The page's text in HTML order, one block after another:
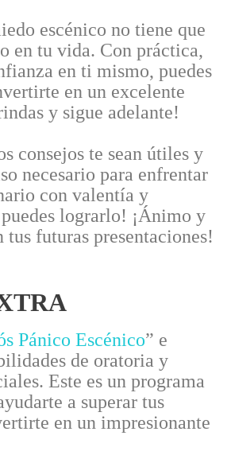
escénico no tiene que
en tu vida. Con práctica,
en ti mismo, puedes
en un excelente
y sigue adelante!
consejos te sean útiles y
necesario para enfrentar
con valentía y
lograrlo! ¡Ánimo y
futuras presentaciones!
Pánico Escénico” e
de oratoria y
Este es un programa
a superar tus
en un impresionante